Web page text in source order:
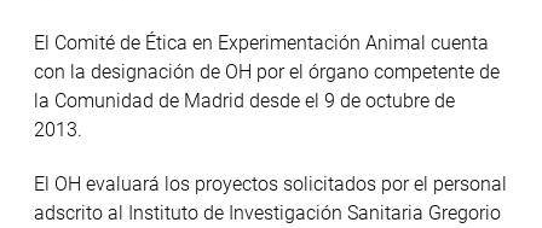
El Comité de Ética en Experimentación Animal cuenta
con la designación de OH por el órgano competente de
la Comunidad de Madrid desde el 9 de octubre de
2013.
El OH evaluará los proyectos solicitados por el personal
adscrito al Instituto de Investigación Sanitaria Gregorio